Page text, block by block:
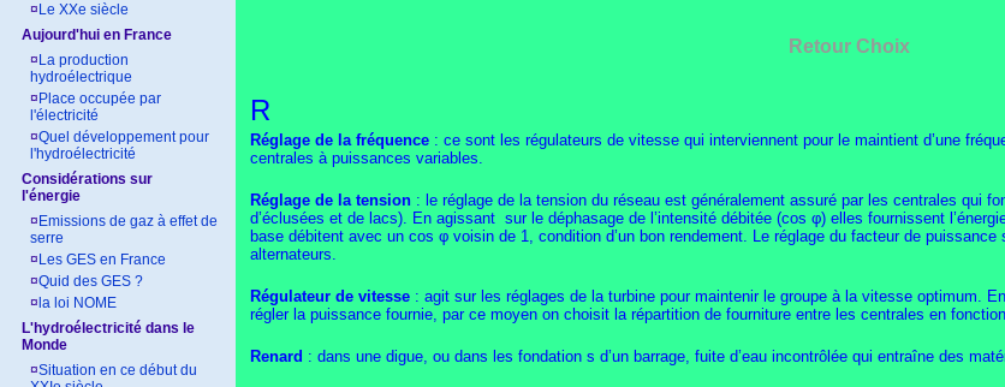
¤ Le XXe siècle
Aujourd'hui en France
¤ La production
hydroélectrique
¤ Place occupée par
l'électricité
¤Quel développement pour
l'hydroélectricité
Considérations sur
l'énergie
¤ Emissions de gaz à effet de
serre
¤ Les GES en France
¤Quid des GES ?
¤ la loi NOME
L'hydroélectricité dans le
Monde
¤Situation en ce début du
Retour Choix
R
Réglage de la fréquence : ce sont les régulateurs de vitesse qui interviennent pour le maintient d’une
centrales à puissances variables.
Réglage de la tension : le réglage de la tension du réseau est généralement assuré par les centrales qui
d’éclusées et de lacs). En agissant sur le déphasage de l’intensité débitée (cos φ) elles fournissent
base débitent avec un cos φ voisin de 1, condition d’un bon rendement. Le réglage du facteur de
alternateurs.
Régulateur de vitesse : agit sur les réglages de la turbine pour maintenir le groupe à la vitesse optimum.
régler la puissance fournie, par ce moyen on choisit la répartition de fourniture entre les centrales en
Renard : dans une digue, ou dans les fondation s d’un barrage, fuite d’eau incontrôlée qui entraîne des